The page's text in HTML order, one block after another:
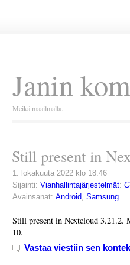
Janin
Meikä maailmalla.
Still present in
1. lokakuuta 2022 klo 18.46
Sijainti: Vianhallintajärjestelmät:
Avainsanat: Android, Samsung
Still present in Nextcloud 3.21.2.
10.
Vastaa viestiin sen